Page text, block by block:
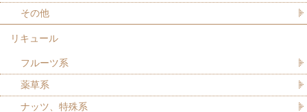
その他
リキュール
フルーツ系
薬草系
ナッツ、特殊系